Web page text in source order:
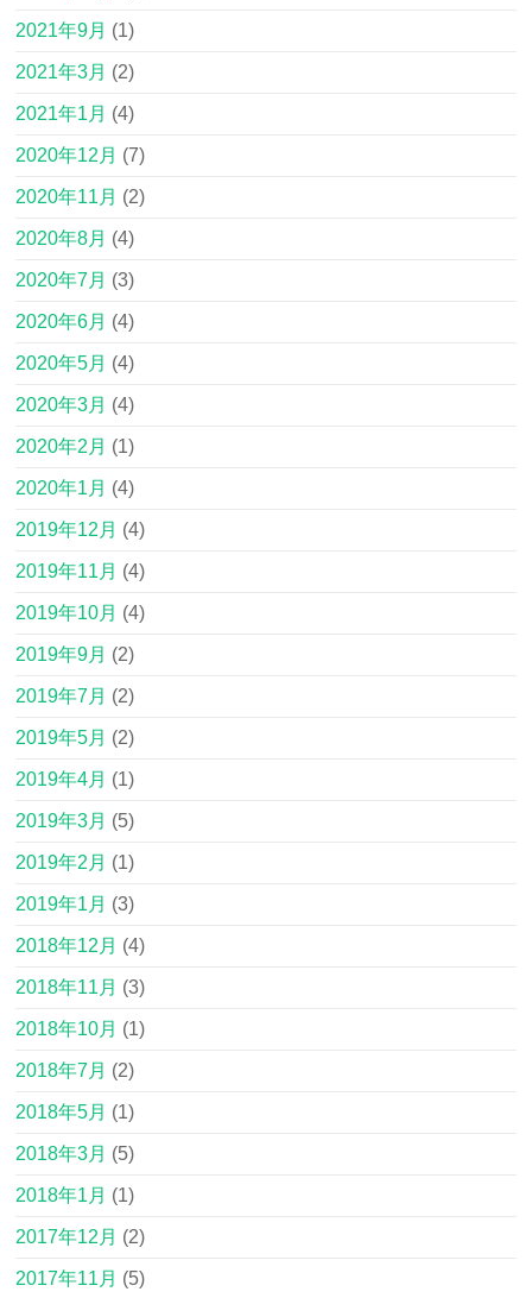
2021年9月 (1)
2021年3月 (2)
2021年1月 (4)
2020年12月 (7)
2020年11月 (2)
2020年8月 (4)
2020年7月 (3)
2020年6月 (4)
2020年5月 (4)
2020年3月 (4)
2020年2月 (1)
2020年1月 (4)
2019年12月 (4)
2019年11月 (4)
2019年10月 (4)
2019年9月 (2)
2019年7月 (2)
2019年5月 (2)
2019年4月 (1)
2019年3月 (5)
2019年2月 (1)
2019年1月 (3)
2018年12月 (4)
2018年11月 (3)
2018年10月 (1)
2018年7月 (2)
2018年5月 (1)
2018年3月 (5)
2018年1月 (1)
2017年12月 (2)
2017年11月 (5)